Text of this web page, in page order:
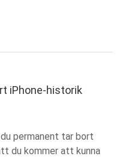
iPhone-historik
permanent tar bort
du kommer att kunna